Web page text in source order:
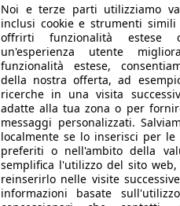
Noi e terze parti utilizziamo
inclusi cookie e strumenti
offrirti funzionalità
un'esperienza utente
funzionalità estese,
della nostra offerta, ad
ricerche in una visita
adatte alla tua zona o per
messaggi personalizzati.
localmente se lo inserisci per
preferiti o nell'ambito della
semplifica l'utilizzo del sito
reinserirlo nelle visite
informazioni basate